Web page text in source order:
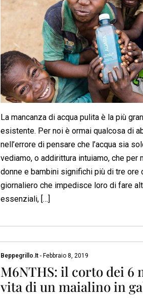
La mancanza di acqua pulita è la più
esistente. Per noi è ormai qualcosa di
nell’errore di pensare che l’acqua sia
vediamo, o addirittura intuiamo, che per
donne e bambini significhi più di tre ore
giornaliero che impedisce loro di fare
essenziali, […]
Beppegrillo.it -Febbraio 8, 2019
M6NTHS: il corto dei 6
vita di un maialino in